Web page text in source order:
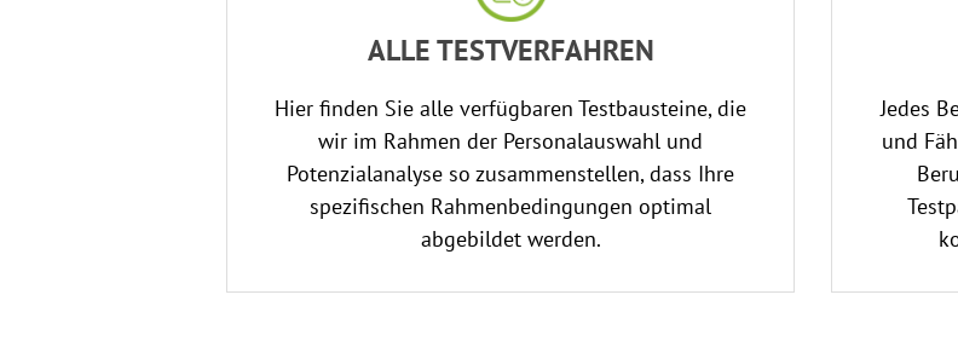
ALLE TESTVERFAHREN
Hier finden Sie alle verfügbaren Testbausteine, die
wir im Rahmen der Personalauswahl und
Potenzialanalyse so zusammenstellen, dass Ihre
spezifischen Rahmenbedingungen optimal
abgebildet werden.
Jedes
und